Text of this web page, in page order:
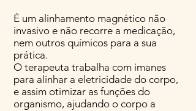
É um alinhamento magnético não
invasivo e não recorre a medicação,
nem outros químicos para a sua
prática.
O terapeuta trabalha com imanes
para alinhar a eletricidade do corpo,
e assim otimizar as funções do
organismo, ajudando o corpo a